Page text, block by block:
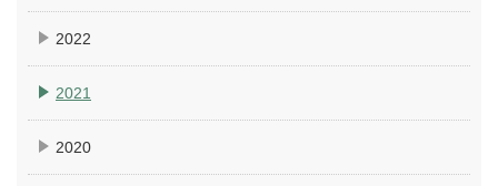
2022
2021
2020